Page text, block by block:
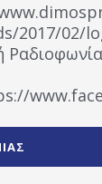
2017/02/
Ραδιοφωνία
"